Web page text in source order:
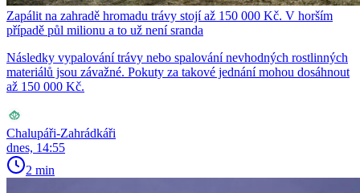
Zapálit na zahradě hromadu trávy stojí až 150 000 Kč. V horším
případě půl milionu a to už není sranda
Následky vypalování trávy nebo spalování nevhodných rostlinných
materiálů jsou závažné. Pokuty za takové jednání mohou dosáhnout
až 150 000 Kč.
Chalupáři-Zahrádkáři
dnes, 14:55
2 min